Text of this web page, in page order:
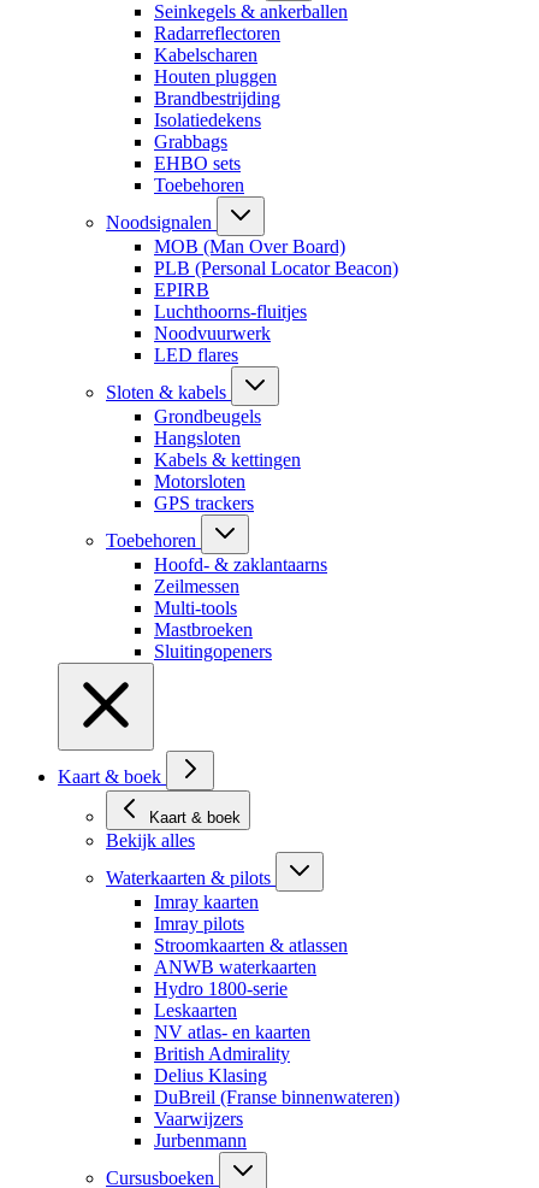
Seinkegels & ankerballen
Radarreflectoren
Kabelscharen
Houten pluggen
Brandbestrijding
Isolatiedekens
Grabbags
EHBO sets
Toebehoren
Noodsignalen
MOB (Man Over Board)
PLB (Personal Locator Beacon)
EPIRB
Luchthoorns-fluitjes
Noodvuurwerk
LED flares
Sloten & kabels
Grondbeugels
Hangsloten
Kabels & kettingen
Motorsloten
GPS trackers
Toebehoren
Hoofd- & zaklantaarns
Zeilmessen
Multi-tools
Mastbroeken
Sluitingopeners
Kaart & boek
Kaart & boek
Bekijk alles
Waterkaarten & pilots
Imray kaarten
Imray pilots
Stroomkaarten & atlassen
ANWB waterkaarten
Hydro 1800-serie
Leskaarten
NV atlas- en kaarten
British Admirality
Delius Klasing
DuBreil (Franse binnenwateren)
Vaarwijzers
Jurbenmann
Cursusboeken